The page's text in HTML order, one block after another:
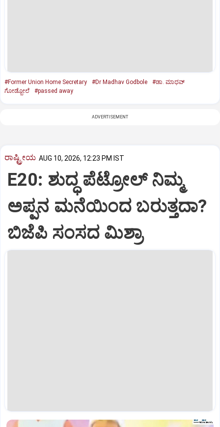
#Former Union Home Secretary #Dr Madhav Godbole
#ಡಾ. ಮಾಧವ್
ಗೋಡ್ಬೋಲೆ
#passed away
ADVERTISEMENT
ರಾಷ್ಟ್ರೀಯ AUG 10, 2026, 12:23 PM IST
E20: ಶುದ್ಧ ಪೆಟ್ರೋಲ್ ನಿಮ್ಮ
ಅಪ್ಪನ ಮನೆಯಿಂದ ಬರುತ್ತದಾ?
ಬಿಜೆಪಿ ಸಂಸದ ಮಿಶ್ರಾ